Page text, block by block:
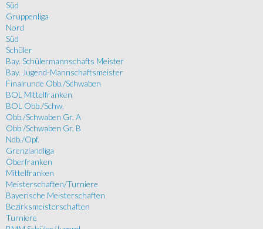
Süd
Gruppenliga
Nord
Süd
Schüler
Bay. Schülermannschafts Meister
Bay. Jugend-Mannschaftsmeister
Finalrunde Obb./Schwaben
BOL Mittelfranken
BOL Obb./Schw.
Obb./Schwaben Gr. A
Obb./Schwaben Gr. B
Ndb./Opf.
Grenzlandliga
Oberfranken
Mittelfranken
Meisterschaften/Turniere
Bayerische Meisterschaften
Bezirksmeisterschaften
Turniere